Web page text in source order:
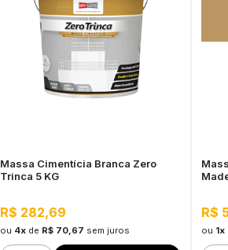
Massa Cimentícia Branca Zero
Trinca 5 KG
R$ 282,69
ou 4xde R$ 70,67 sem juros
R$
ou 1x